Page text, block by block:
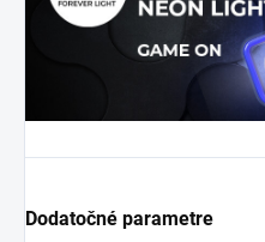
Dodatočné parametre